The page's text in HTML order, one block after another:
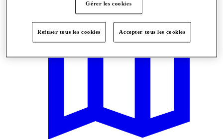
Gérer les cookies
Refuser tous les cookies Accepter tous les cookies